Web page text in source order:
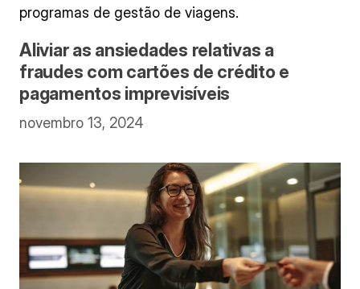
programas de gestão de viagens.
Aliviar as ansiedades relativas a
fraudes com cartões de crédito e
pagamentos imprevisíveis
novembro 13, 2024